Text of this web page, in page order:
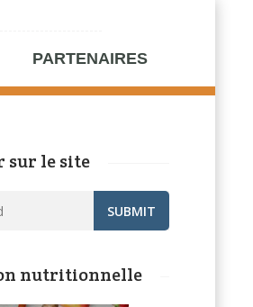
PARTENAIRES
sur le site
nutritionnelle